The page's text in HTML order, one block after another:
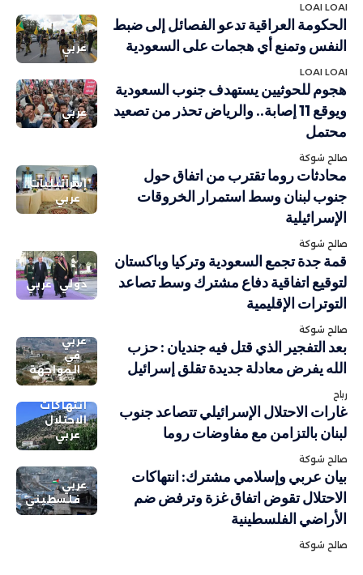
LOAI LOAI
عربي
الحكومة العراقية تدعو الفصائل إلى ضبط
النفس وتمنع أي هجمات على السعودية
LOAI LOAI
عربي
هجوم للحوثيين يستهدف جنوب السعودية
ويوقع 11 إصابة.. والرياض تحذر من تصعيد
محتمل
صالح شوكة
إسرائيليات
عربي
محادثات روما تقترب من اتفاق حول
جنوب لبنان وسط استمرار الخروقات
الإسرائيلية
صالح شوكة
دولي عربي
قمة جدة تجمع السعودية وتركيا وباكستان
لتوقيع اتفاقية دفاع مشترك وسط تصاعد
التوترات الإقليمية
صالح شوكة
عربي
في
المواجهة
بعد التفجير الذي قتل فيه جنديان : حزب
الله يفرض معادلة جديدة تقلق إسرائيل
رباح
انتهاكات
الاحتلال
عربي
غارات الاحتلال الإسرائيلي تتصاعد جنوب
لبنان بالتزامن مع مفاوضات روما
صالح شوكة
عربي
فلسطيني
بيان عربي وإسلامي مشترك: انتهاكات
الاحتلال تقوض اتفاق غزة وترفض ضم
الأراضي الفلسطينية
صالح شوكة